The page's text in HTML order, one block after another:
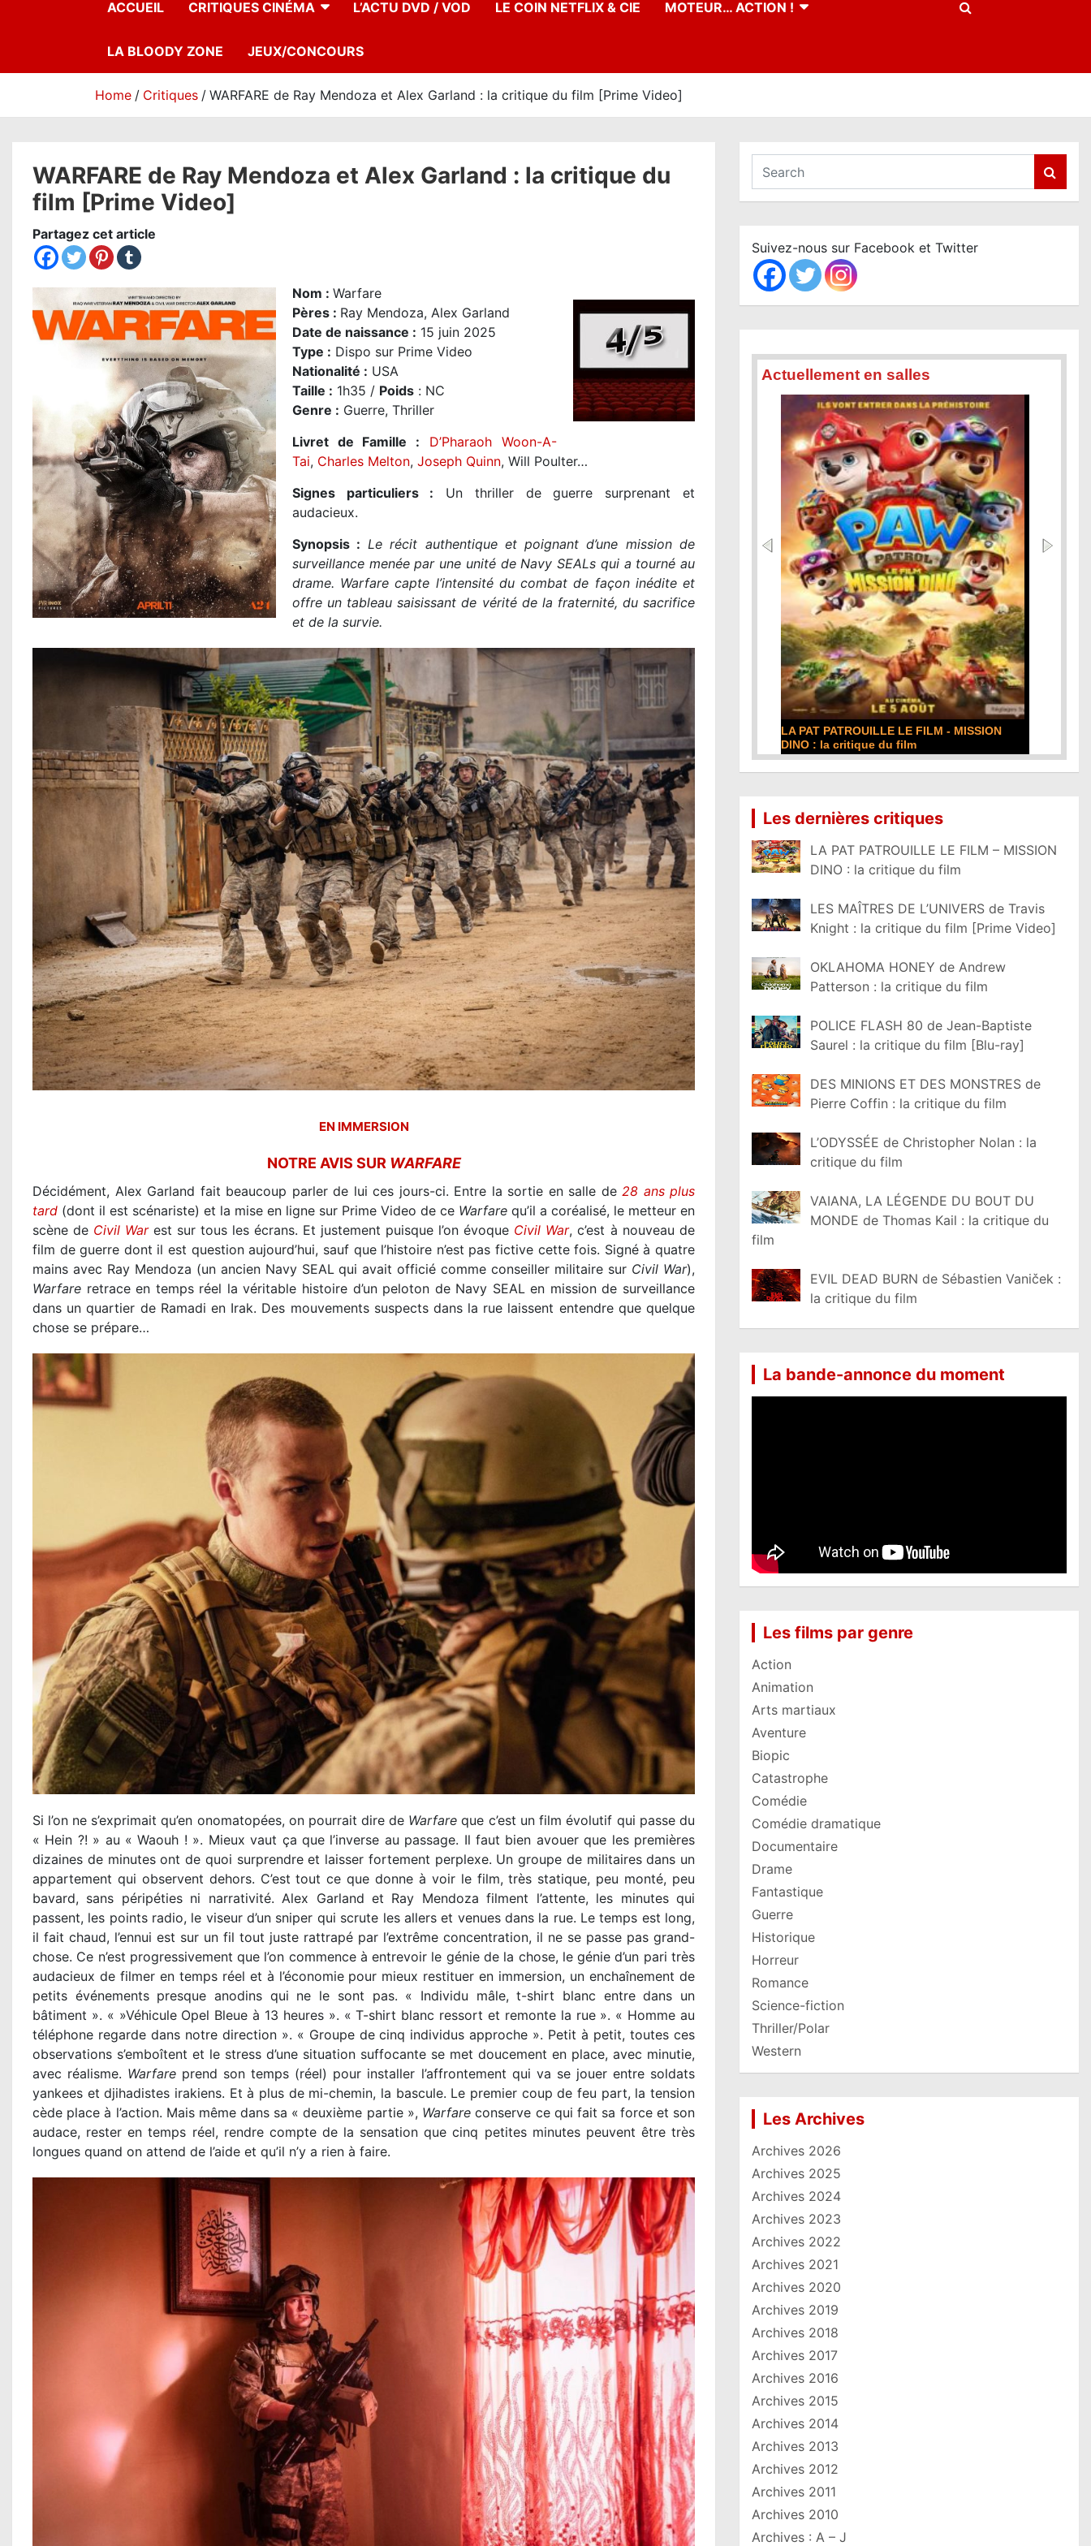
ACCUEIL CRITIQUES CINÉMA L’ACTU DVD / VOD LE COIN NETFLIX & CIE MOTEUR… ACTION !
LA BLOODY ZONE JEUX/CONCOURS
Home Critiques WARFARE de Ray Mendoza et Alex Garland : la critique du film [Prime Video]
WARFARE de Ray Mendoza et Alex Garland : la critique du
film [Prime Video]
Partagez cet article
Nom : Warfare
Pères : Ray Mendoza, Alex Garland
Date de naissance : 15 juin 2025
Type : Dispo sur Prime Video
Nationalité : USA
Taille : 1h35 / Poids : NC
Genre : Guerre, Thriller
Livret de Famille :
D’Pharaoh Woon-A-
Tai, Charles Melton, Joseph Quinn, Will Poulter…
Signes particuliers : Un thriller de guerre surprenant et
audacieux.
Synopsis : Le récit authentique et poignant d’une mission de
surveillance menée par une unité de Navy SEALs qui a tourné au
drame. Warfare capte l’intensité du combat de façon inédite et
offre un tableau saisissant de vérité de la fraternité, du sacrifice
et de la survie.
EN IMMERSION
NOTRE AVIS SUR WARFARE
Décidément, Alex Garland fait beaucoup parler de lui ces jours-ci. Entre la sortie en salle de 28 ans plus
tard (dont il est scénariste) et la mise en ligne sur Prime Video de ce Warfare qu’il a coréalisé, le metteur en
scène de Civil Warest sur tous les écrans. Et justement puisque l’on évoque Civil War, c’est à nouveau de
film de guerre dont il est question aujourd’hui, sauf que l’histoire n’est pas fictive cette fois. Signé à quatre
mains avec Ray Mendoza (un ancien Navy SEAL qui avait officié comme conseiller militaire sur Civil War),
Warfare retrace en temps réel la véritable histoire d’un peloton de Navy SEAL en mission de surveillance
dans un quartier de Ramadi en Irak. Des mouvements suspects dans la rue laissent entendre que quelque
chose se prépare…
Si l’on ne s’exprimait qu’en onomatopées, on pourrait dire de Warfare que c’est un film évolutif qui passe du
« Hein ?! » au « Waouh ! ». Mieux vaut ça que l’inverse au passage. Il faut bien avouer que les premières
dizaines de minutes ont de quoi surprendre et laisser fortement perplexe. Un groupe de militaires dans un
appartement qui observent dehors. C’est tout ce que donne à voir le film, très statique, peu monté, peu
bavard, sans péripéties ni narrativité. Alex Garland et Ray Mendoza filment l’attente, les minutes qui
passent, les points radio, le viseur d’un sniper qui scrute les allers et venues dans la rue. Le temps est long,
il fait chaud, l’ennui est sur un fil tout juste rattrapé par l’extrême concentration, il ne se passe pas grand-
chose. Ce n’est progressivement que l’on commence à entrevoir le génie de la chose, le génie d’un pari très
audacieux de filmer en temps réel et à l’économie pour mieux restituer en immersion, un enchaînement de
petits événements presque anodins qui ne le sont pas. « Individu mâle, t-shirt blanc entre dans un
bâtiment ». « »Véhicule Opel Bleue à 13 heures ». « T-shirt blanc ressort et remonte la rue ». « Homme au
téléphone regarde dans notre direction ». « Groupe de cinq individus approche ». Petit à petit, toutes ces
observations s’emboîtent et le stress d’une situation suffocante se met doucement en place, avec minutie,
avec réalisme. Warfare prend son temps (réel) pour installer l’affrontement qui va se jouer entre soldats
yankees et djihadistes irakiens. Et à plus de mi-chemin, la bascule. Le premier coup de feu part, la tension
cède place à l’action. Mais même dans sa « deuxième partie », Warfare conserve ce qui fait sa force et son
audace, rester en temps réel, rendre compte de la sensation que cinq petites minutes peuvent être très
longues quand on attend de l’aide et qu’il n’y a rien à faire.
a
c
h
Suivez-nous sur Facebook et Twitter
Actuellement en salles
DE LA COMÉDIE-FRANÇAISE : la critique du
film
Les dernières critiques
LA PAT PATROUILLE LE FILM – MISSION
DINO : la critique du film
LES MAÎTRES DE L’UNIVERS de Travis
Knight : la critique du film [Prime Video]
OKLAHOMA HONEY de Andrew
Patterson : la critique du film
POLICE FLASH 80 de Jean-Baptiste
Saurel : la critique du film [Blu-ray]
DES MINIONS ET DES MONSTRES de
Pierre Coffin : la critique du film
L’ODYSSÉE de Christopher Nolan : la
critique du film
VAIANA, LA LÉGENDE DU BOUT DU
MONDE de Thomas Kail : la critique du
film
EVIL DEAD BURN de Sébastien Vaniček :
la critique du film
La bande-annonce du moment
Les films par genre
Action
Animation
Arts martiaux
Aventure
Biopic
Catastrophe
Comédie
Comédie dramatique
Documentaire
Drame
Fantastique
Guerre
Historique
Horreur
Romance
Science-fiction
Thriller/Polar
Western
Les Archives
Archives 2026
Archives 2025
Archives 2024
Archives 2023
Archives 2022
Archives 2021
Archives 2020
Archives 2019
Archives 2018
Archives 2017
Archives 2016
Archives 2015
Archives 2014
Archives 2013
Archives 2012
Archives 2011
Archives 2010
Archives : A – J